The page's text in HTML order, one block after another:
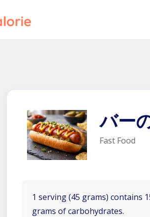
バー
Fast Food
1 serving (45 grams) contains
grams of carbohydrates.